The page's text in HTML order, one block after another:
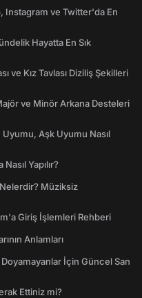
Instagram ve Twitter'da En
Hayatta En Sık
ve Kız Tavlası Diziliş Şekilleri
ve Minör Arkana Desteleri
Aşk Uyumu Nasıl
Yapılır?
Müziksiz
Giriş İşlemleri Rehberi
Anlamları
İçin Güncel San
Ettiniz mi?